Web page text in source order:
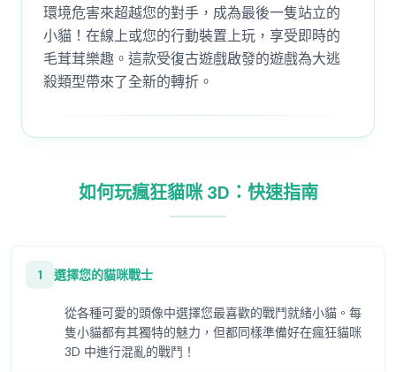
環境危害來超越您的對手，成為最後一隻站立的
小貓！在線上或您的行動裝置上玩，享受即時的
毛茸茸樂趣。這款受復古遊戲啟發的遊戲為大逃
殺類型帶來了全新的轉折。
如何玩瘋狂貓咪 3D：快速指南
1 選擇您的貓咪戰士
從各種可愛的頭像中選擇您最喜歡的戰鬥就緒小貓。每
隻小貓都有其獨特的魅力，但都同樣準備好在瘋狂貓咪
3D 中進行混亂的戰鬥！